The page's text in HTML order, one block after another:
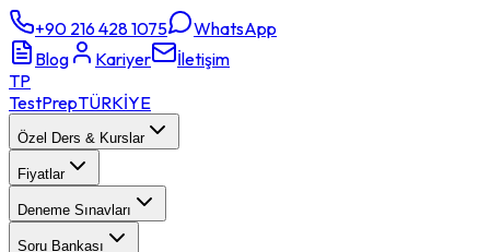
+90 216 428 1075
WhatsApp
Blog
Kariyer
İletişim
TP
TestPrepTÜRKİYE
Özel Ders & Kurslar
Fiyatlar
Deneme Sınavları
Soru Bankası